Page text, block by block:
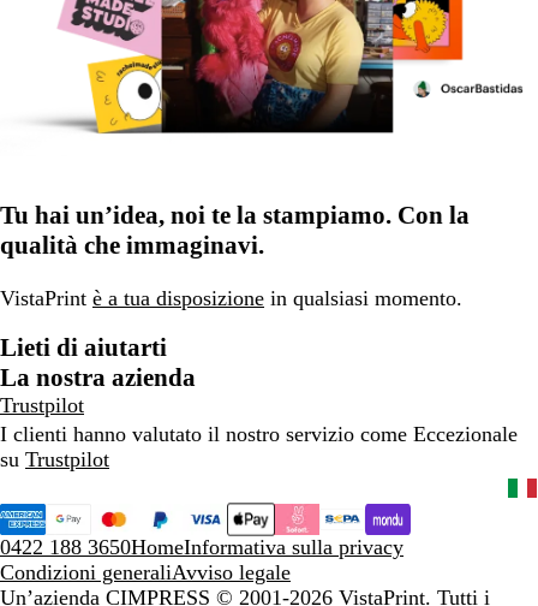
Tu hai un’idea, noi te la stampiamo. Con la
qualità che immaginavi.
VistaPrint è a tua disposizione in qualsiasi momento.
Lieti di aiutarti
La nostra azienda
Trustpilot
I clienti hanno valutato il nostro servizio come Eccezionale
su Trustpilot
0422 188 3650HomeInformativa sulla privacy
Condizioni generaliAvviso legale
Un’azienda CIMPRESS © 2001-2026 VistaPrint. Tutti i